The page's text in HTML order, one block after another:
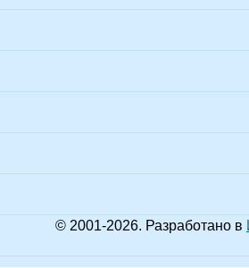
© 2001-2026. Разработано в